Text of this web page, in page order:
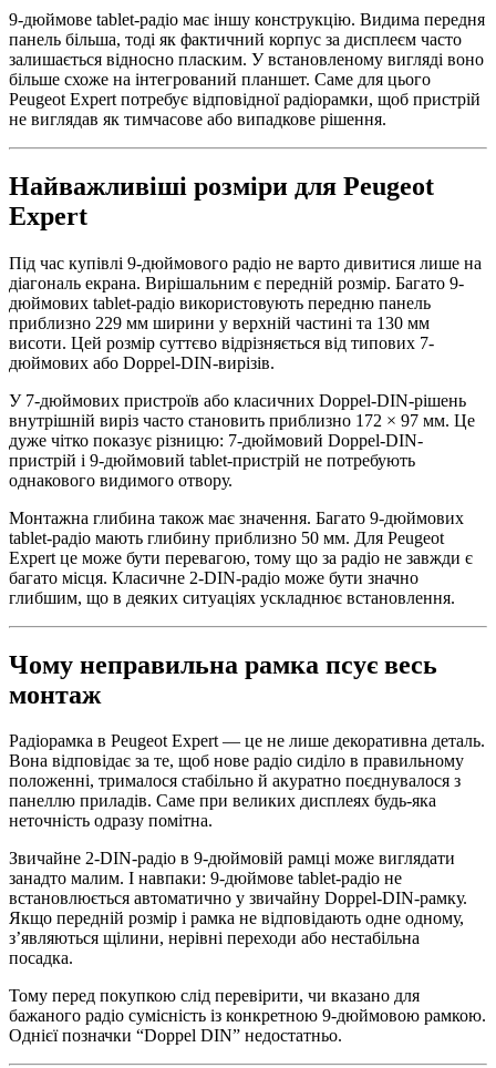
9-дюймове tablet-радіо має іншу конструкцію. Видима передня
панель більша, тоді як фактичний корпус за дисплеєм часто
залишається відносно пласким. У встановленому вигляді воно
більше схоже на інтегрований планшет. Саме для цього
Peugeot Expert потребує відповідної радіорамки, щоб пристрій
не виглядав як тимчасове або випадкове рішення.
Найважливіші розміри для Peugeot
Expert
Під час купівлі 9-дюймового радіо не варто дивитися лише на
діагональ екрана. Вирішальним є передній розмір. Багато 9-
дюймових tablet-радіо використовують передню панель
приблизно 229 мм ширини у верхній частині та 130 мм
висоти. Цей розмір суттєво відрізняється від типових 7-
дюймових або Doppel-DIN-вирізів.
У 7-дюймових пристроїв або класичних Doppel-DIN-рішень
внутрішній виріз часто становить приблизно 172 × 97 мм. Це
дуже чітко показує різницю: 7-дюймовий Doppel-DIN-
пристрій і 9-дюймовий tablet-пристрій не потребують
однакового видимого отвору.
Монтажна глибина також має значення. Багато 9-дюймових
tablet-радіо мають глибину приблизно 50 мм. Для Peugeot
Expert це може бути перевагою, тому що за радіо не завжди є
багато місця. Класичне 2-DIN-радіо може бути значно
глибшим, що в деяких ситуаціях ускладнює встановлення.
Чому неправильна рамка псує весь
монтаж
Радіорамка в Peugeot Expert — це не лише декоративна деталь.
Вона відповідає за те, щоб нове радіо сиділо в правильному
положенні, трималося стабільно й акуратно поєднувалося з
панеллю приладів. Саме при великих дисплеях будь-яка
неточність одразу помітна.
Звичайне 2-DIN-радіо в 9-дюймовій рамці може виглядати
занадто малим. І навпаки: 9-дюймове tablet-радіо не
встановлюється автоматично у звичайну Doppel-DIN-рамку.
Якщо передній розмір і рамка не відповідають одне одному,
з’являються щілини, нерівні переходи або нестабільна
посадка.
Тому перед покупкою слід перевірити, чи вказано для
бажаного радіо сумісність із конкретною 9-дюймовою рамкою.
Однієї позначки “Doppel DIN” недостатньо.